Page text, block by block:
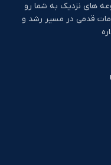
های نزدیک به شما رو
قدمی در مسیر رشد و